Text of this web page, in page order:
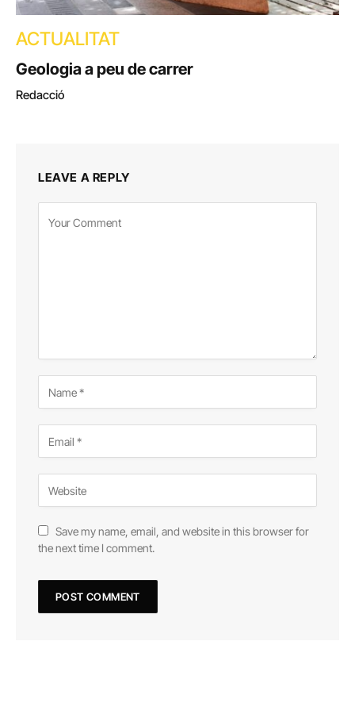
ACTUALITAT
Geologia a peu de carrer
Redacció
LEAVE A REPLY
Save my name, email, and website in this browser for
the next time I comment.